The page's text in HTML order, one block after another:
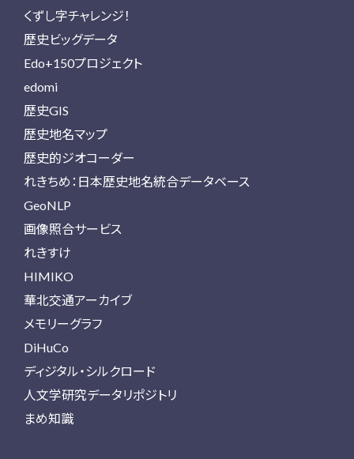
くずし字チャレンジ！
歴史ビッグデータ
Edo+150プロジェクト
edomi
歴史GIS
歴史地名マップ
歴史的ジオコーダー
れきちめ：日本歴史地名統合データベース
GeoNLP
画像照合サービス
れきすけ
HIMIKO
華北交通アーカイブ
メモリーグラフ
DiHuCo
ディジタル・シルクロード
人文学研究データリポジトリ
まめ知識